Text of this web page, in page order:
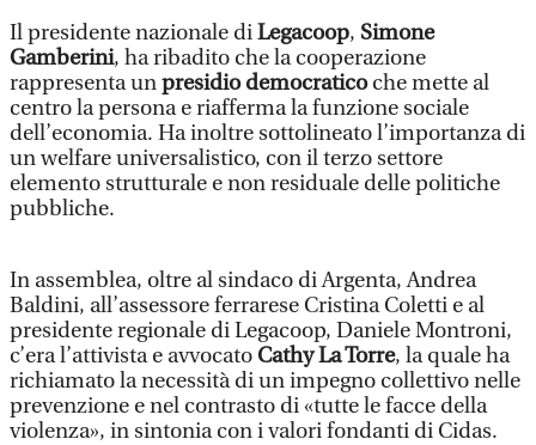
Il presidente nazionale diLegacoop, Simone
Gamberini, ha ribadito che la cooperazione
rappresenta unpresidio democraticoche mette al
centro la persona e riafferma la funzione sociale
dell’economia. Ha inoltre sottolineato l’importanza di
un welfare universalistico, con il terzo settore
elemento strutturale e non residuale delle politiche
pubbliche.
In assemblea, oltre al sindaco di Argenta, Andrea
Baldini, all’assessore ferrarese Cristina Coletti e al
presidente regionale di Legacoop, Daniele Montroni,
c’era l’attivista e avvocato Cathy La Torre, la quale ha
richiamato la necessità di un impegno collettivo nelle
prevenzione e nel contrasto di «tutte le facce della
violenza», in sintonia con i valori fondanti di Cidas.